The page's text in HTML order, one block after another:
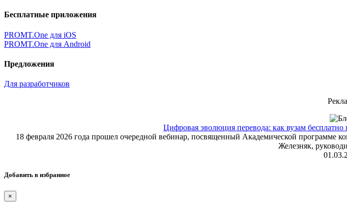
Бесплатные приложения
PROMT.One для iOS
PROMT.One для Android
Предложения
Для разработчиков
Цифровая эволюция перевода: как вузам
18 февраля 2026 года прошел очередной вебинар, посвященный Академической программе
Железняк,
Добавить в избранное
×